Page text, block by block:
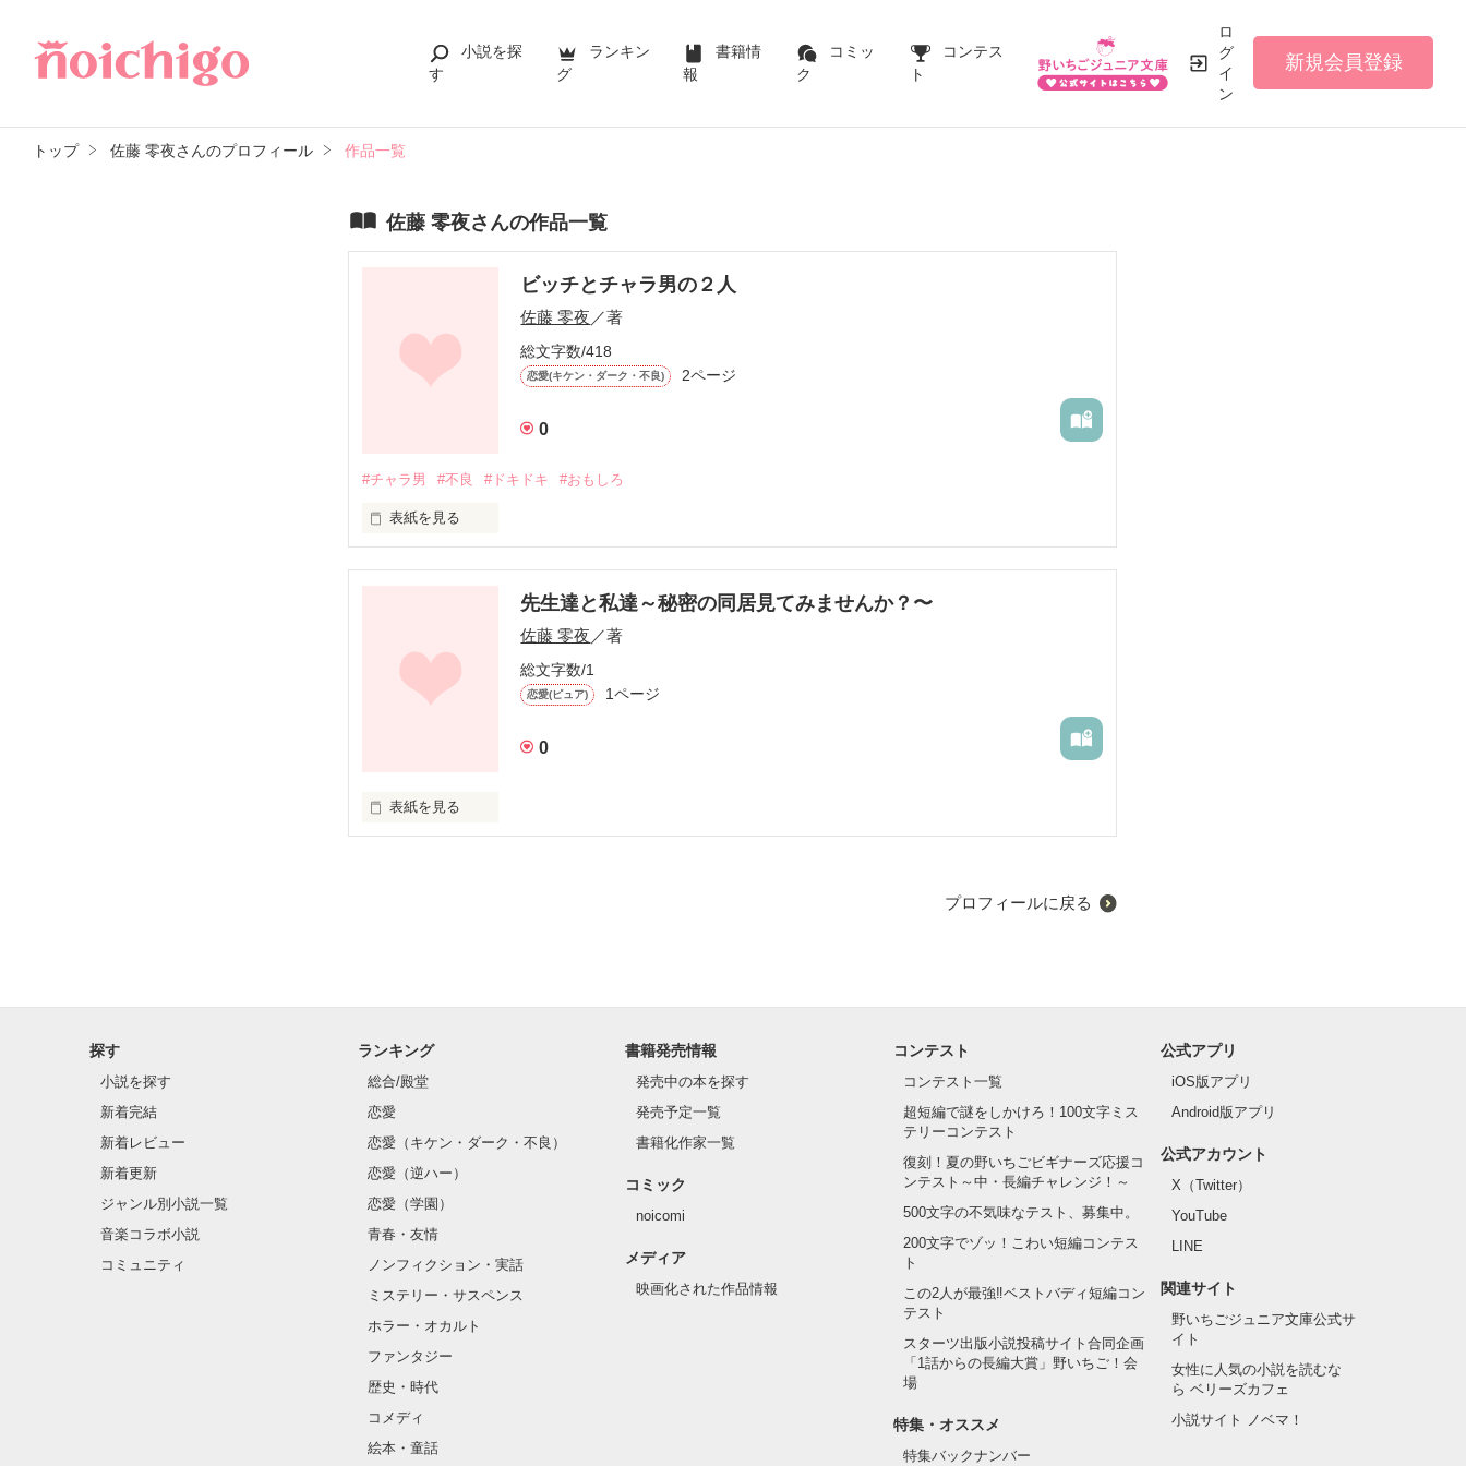
小説を探
す
ランキン
グ
書籍情
報
コミッ
ク
コンテス
ト
ロ
グ
イ
ン
新規会員登録
トップ 佐藤 零夜さんのプロフィール 作品一覧
佐藤 零夜さんの作品一覧
ビッチとチャラ男の２人
佐藤 零夜 ／著
総文字数/418
恋愛(キケン・ダーク・不良) 2ページ
0
#チャラ男 #不良 #ドキドキ #おもしろ
表紙を見る
先生達と私達～秘密の同居見てみませんか？〜
佐藤 零夜 ／著
総文字数/1
恋愛(ピュア) 1ページ
0
表紙を見る
「キミは僕の物、誰にも渡さない」
プロフィールに戻る
探す
小説を探す
新着完結
新着レビュー
新着更新
ジャンル別小説一覧
音楽コラボ小説
コミュニティ
ランキング
総合/殿堂
恋愛
恋愛（キケン・ダーク・不良）
恋愛（逆ハー）
恋愛（学園）
青春・友情
ノンフィクション・実話
ミステリー・サスペンス
ホラー・オカルト
ファンタジー
歴史・時代
コメディ
絵本・童話
書籍発売情報
発売中の本を探す
発売予定一覧
書籍化作家一覧
コミック
noicomi
メディア
映画化された作品情報
コンテスト
コンテスト一覧
超短編で謎をしかけろ！100文字ミス
テリーコンテスト
復刻！夏の野いちごビギナーズ応援コ
ンテスト～中・長編チャレンジ！～
500文字の不気味なテスト、募集中。
200文字でゾッ！こわい短編コンテス
ト
この2人が最強‼ベストバディ短編コン
テスト
スターツ出版小説投稿サイト合同企画
「1話からの長編大賞」野いちご！会
場
特集・オススメ
特集バックナンバー
公式アプリ
iOS版アプリ
Android版アプリ
公式アカウント
X（Twitter）
YouTube
LINE
関連サイト
野いちごジュニア文庫公式サ
イト
女性に人気の小説を読むな
ら ベリーズカフェ
小説サイト ノベマ！